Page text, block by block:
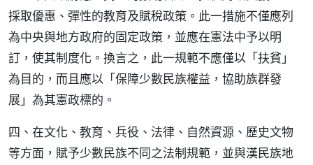
採取優惠、彈性的教育及賦稅政策。此一措施不僅應列
為中央與地方政府的固定政策，並應在憲法中予以明
訂，使其制度化。換言之，此一規範不應僅以「扶貧」
為目的，而且應以「保障少數民族權益，協助族群發
展」為其憲政標的。
四、在文化、教育、兵役、法律、自然資源、歷史文物
等方面，賦予少數民族不同之法制規範，並與漢民族地